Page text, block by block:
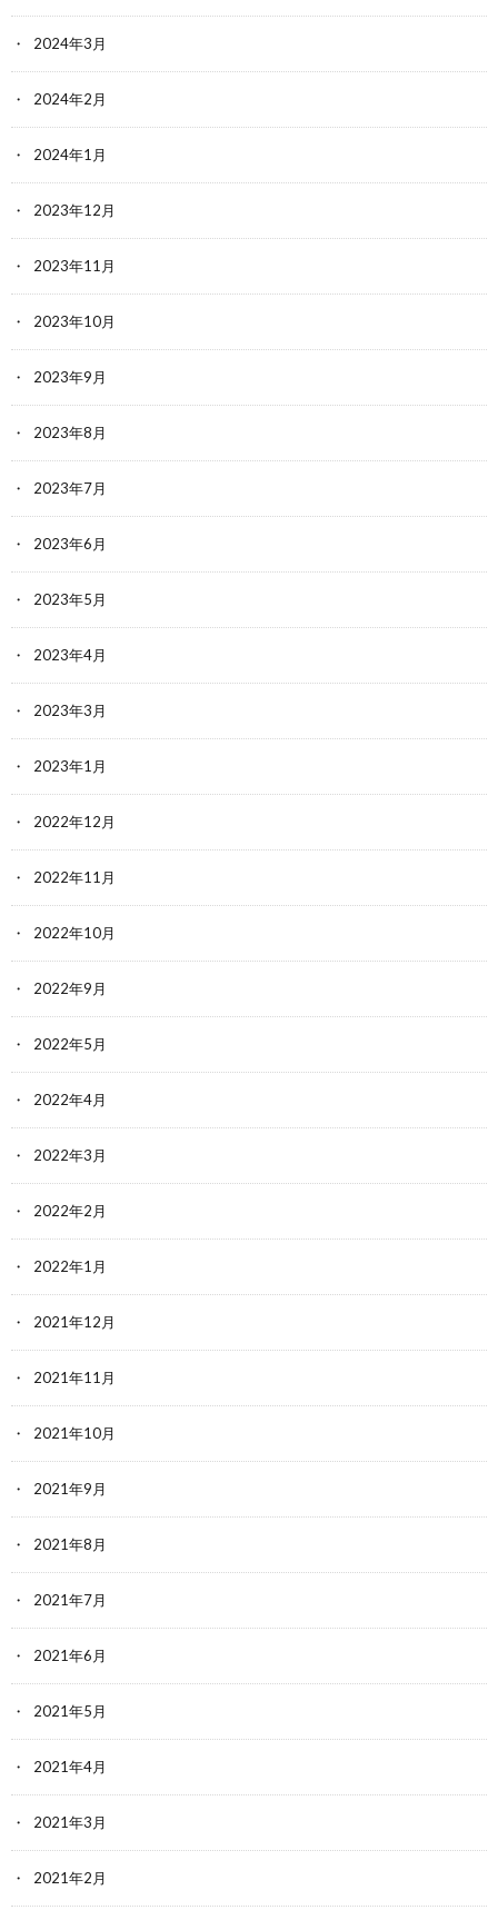
2024年3月
2024年2月
2024年1月
2023年12月
2023年11月
2023年10月
2023年9月
2023年8月
2023年7月
2023年6月
2023年5月
2023年4月
2023年3月
2023年1月
2022年12月
2022年11月
2022年10月
2022年9月
2022年5月
2022年4月
2022年3月
2022年2月
2022年1月
2021年12月
2021年11月
2021年10月
2021年9月
2021年8月
2021年7月
2021年6月
2021年5月
2021年4月
2021年3月
2021年2月